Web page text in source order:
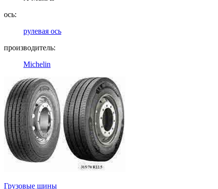
ось:
рулевая ось
производитель:
Michelin
Грузовые шины